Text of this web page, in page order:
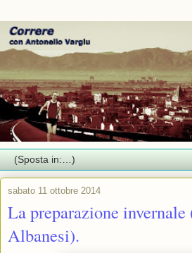
sabato 11 ottobre 2014
La preparazione
Albanesi).